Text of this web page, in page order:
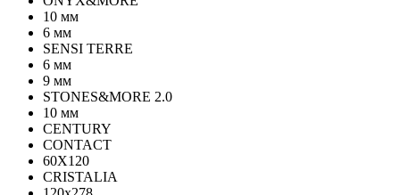
10 мм
6 мм
SENSI TERRE
6 мм
9 мм
STONES&MORE 2.0
10 мм
CENTURY
CONTACT
60X120
CRISTALIA